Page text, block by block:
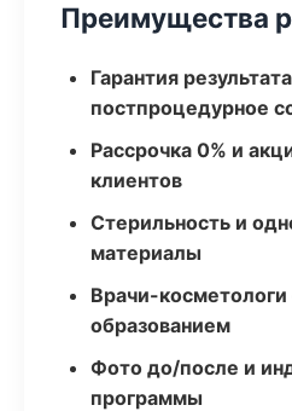
Преимущества
Гарантия
постпроцедурное
Рассрочка 0% и
клиентов
Стерильность и
материалы
Врачи-
образованием
Фото до/после и
программы